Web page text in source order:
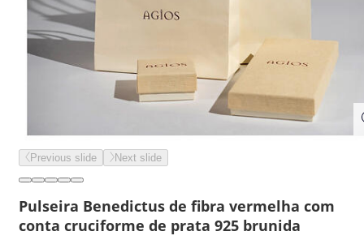
Previous slide Next slide
Pulseira Benedictus de fibra vermelha com
conta cruciforme de prata 925 brunida